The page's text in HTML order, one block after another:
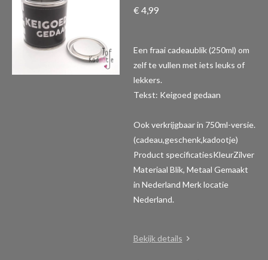
€ 4,99
Een fraai cadeaublik (250ml) om
zelf te vullen met iets leuks of
lekkers.
Tekst: Keigoed gedaan
Ook verkrijgbaar in 750ml-versie.
(cadeau,geschenk,kadootje)
Product specificatiesKleurZilver
Materiaal Blik, Metaal Gemaakt
in Nederland Merk locatie
Nederland.
Bekijk details